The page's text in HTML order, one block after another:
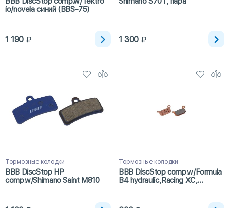
io/novela синий (BBS-75)
1 190 1 300
Тормозные колодки
BBB DiscStop HP
comp.w/Shimano Saint M810
Тормозные колодки
BBB DiscStop comp.w/Formula
B4 hydraulic,Racing XC,
hydraulic sintered (BBS-65S)